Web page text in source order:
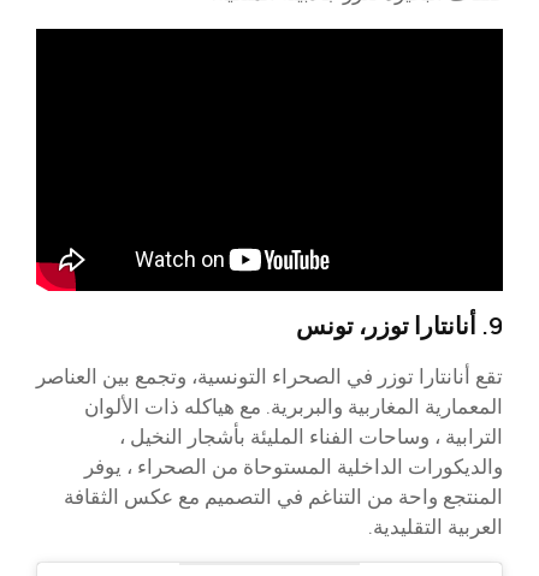
9. أنانتارا توزر، تونس
تقع أنانتارا توزر في الصحراء التونسية، وتجمع بين العناصر
المعمارية المغاربية والبربرية. مع هياكله ذات الألوان
الترابية ، وساحات الفناء المليئة بأشجار النخيل ،
والديكورات الداخلية المستوحاة من الصحراء ، يوفر
المنتجع واحة من التناغم في التصميم مع عكس الثقافة
العربية التقليدية.